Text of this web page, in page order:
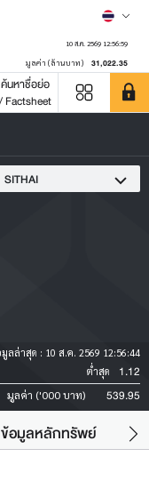
10 ส.ค. 2569 12:56:59
มูลค่า (ล้านบาท) 31,022.35
ค้นหาชื่อย่อ
/ Factsheet
SITHAI
ลล่าสุด : 10 ส.ค. 2569 12:56:44
ต่ำสุด 1.12
มูลค่า ('000 บาท) 539.95
ข้อมูลหลักทรัพย์